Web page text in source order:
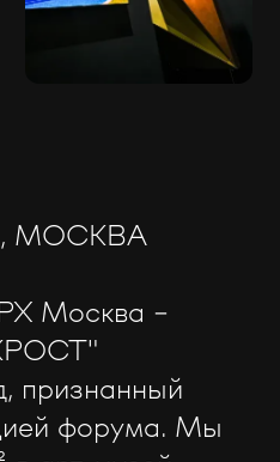
МОСКВА
Москва –
признанный
форума. Мы